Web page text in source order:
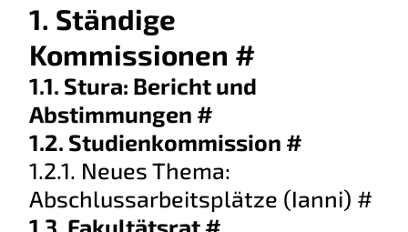
1. Ständige
Kommissionen #
1.1. Stura: Bericht und
Abstimmungen #
1.2. Studienkommission #
1.2.1. Neues Thema:
Abschlussarbeitsplätze (Ianni) #
1.3. Fakultätsrat #